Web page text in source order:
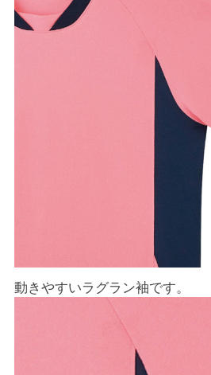
動きやすいラグラン袖です。